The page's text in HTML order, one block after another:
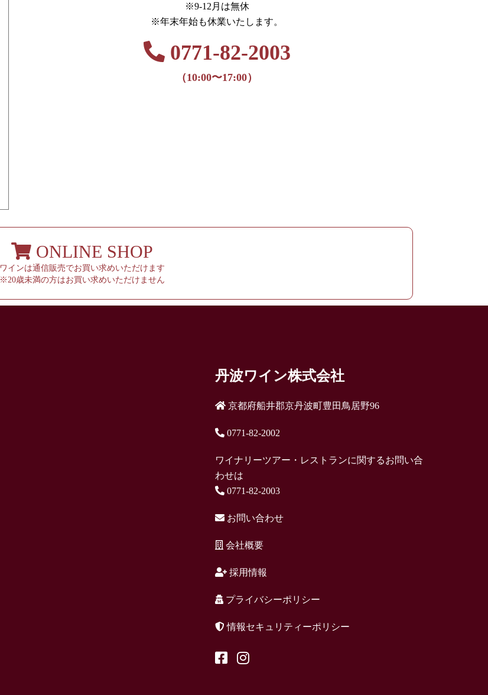
※9-12月は無休
※年末年始も休業いたします。
0771-82-2003
（10:00〜17:00）
ONLINE SHOP
ワインは通信販売でお買い求めいただけます
※20歳未満の方はお買い求めいただけません
丹波ワイン株式会社
京都府船井郡京丹波町豊田鳥居野96
0771-82-2002
ワイナリーツアー・レストランに関するお問い合
わせは
0771-82-2003
お問い合わせ
会社概要
採用情報
プライバシーポリシー
情報セキュリティーポリシー